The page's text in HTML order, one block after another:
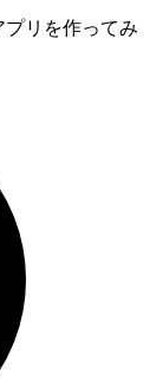
プリを作ってみ